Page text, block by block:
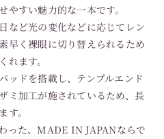
やすい魅力的な一本です。
など光の変化などに応じてレン
早く裸眼に切り替えられるため
ます。
ッドを搭載し、テンプルエンド
ミ加工が施されているため、長
す。
った、MADE IN JAPANならで